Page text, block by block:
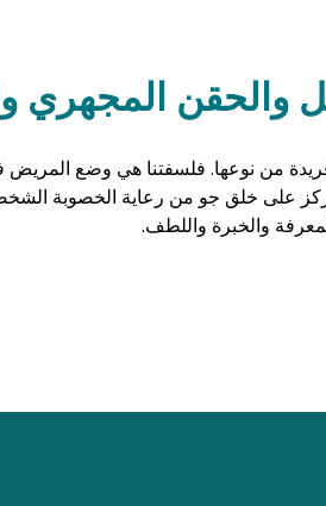
المجهري
من نوعها. فلسفتنا هي وضع المريض في
على خلق جو من رعاية الخصوبة
والخبرة واللطف.